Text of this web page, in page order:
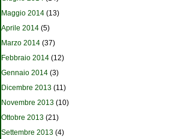
Maggio 2014 (13)
Aprile 2014 (5)
Marzo 2014 (37)
Febbraio 2014 (12)
Gennaio 2014 (3)
Dicembre 2013 (11)
Novembre 2013 (10)
Ottobre 2013 (21)
Settembre 2013 (4)